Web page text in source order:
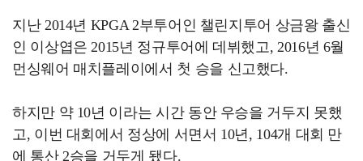
지난 2014년 KPGA 2부투어인 챌린지투어 상금왕 출신
인 이상엽은 2015년 정규투어에 데뷔했고, 2016년 6월
먼싱웨어 매치플레이에서 첫 승을 신고했다.
하지만 약 10년 이라는 시간 동안 우승을 거두지 못했
고, 이번 대회에서 정상에 서면서 10년, 104개 대회 만
에 통산 2승을 거두게 됐다.